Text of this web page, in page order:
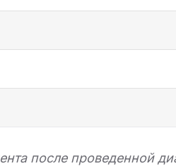
после проведенной